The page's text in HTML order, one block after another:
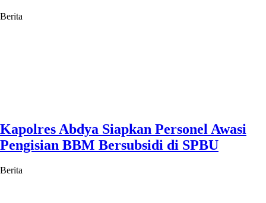
Berita
Kapolres Abdya Siapkan Personel Awasi
Pengisian BBM Bersubsidi di SPBU
Berita